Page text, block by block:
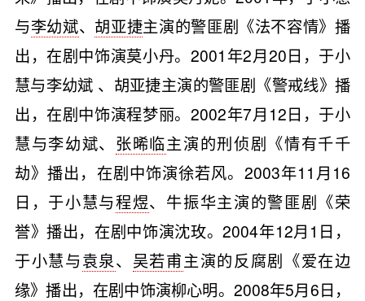
与李幼斌、 胡亚捷主演的警匪剧《法不容情》播
出，在剧中饰演莫小丹。2001年2月20日，于小
慧与李幼斌 、胡亚捷主演的警匪剧《警戒线》播
出，在剧中饰演程梦丽。2002年7月12日，于小
慧与李幼斌、 张晞临主演的刑侦剧《情有千千
劫》播出，在剧中饰演徐若风。2003年11月16
日，于小慧与程煜、牛振华主演的警匪剧《荣
誉》播出，在剧中饰演沈玫。2004年12月1日，
于小慧与袁泉、 吴若甫主演的反腐剧《爱在边
缘》播出，在剧中饰演柳心明。2008年5月6日，